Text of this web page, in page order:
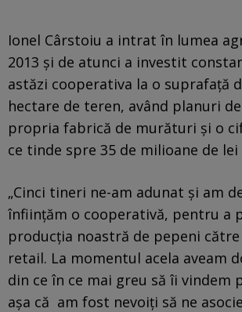
Ionel Cârstoiu a intrat în lumea
2013 și de atunci a investit
astăzi cooperativa la o suprafață
hectare de teren, având planuri
propria fabrică de murături și o
ce tinde spre 35 de milioane de lei
„Cinci tineri ne-am adunat și am
înființăm o cooperativă, pentru a
producția noastră de pepeni
retail. La momentul acela aveam
din ce în ce mai greu să îi vindem
așa că am fost nevoiți să ne